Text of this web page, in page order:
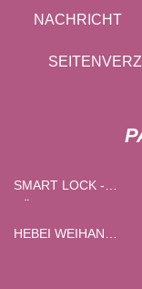
NACHRICHT
SMART LOCK -
HEBEI WEIHAN